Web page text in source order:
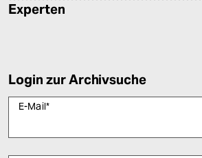
Experten
Login zur Archivsuche
E-Mail*